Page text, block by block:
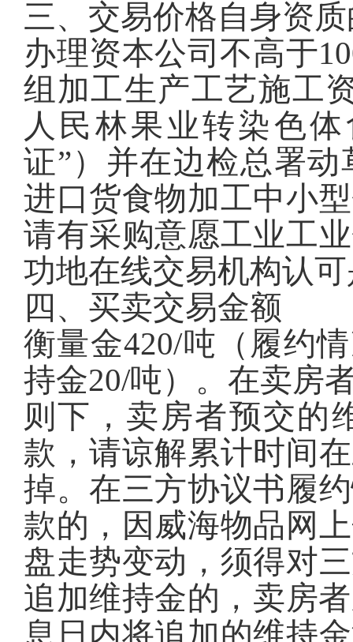
三、交易价格自身资
办理资本公司不高于
组加工生产工艺施工
人民林果业转染色
证”）并在边检总署动
进口货食物加工中小
请有采购意愿工业工
功地在线交易机构认
四、买卖交易金额
衡量金420/吨（履约
持金20/吨）。在卖房
则下，卖房者预交的
款，请谅解累计时间
掉。在三方协议书履
款的，因威海物品网
盘走势变动，须得对
追加维持金的，卖房
息日内将追加的维持